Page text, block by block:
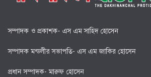
সম্পাদক ও প্রকাশক- এস এম সাহিদ হোসেন
সম্পাদক মন্ডলীর সভাপতি- এস এম জাকির হোসেন
প্রধান সম্পাদক- মারুফ হোসেন